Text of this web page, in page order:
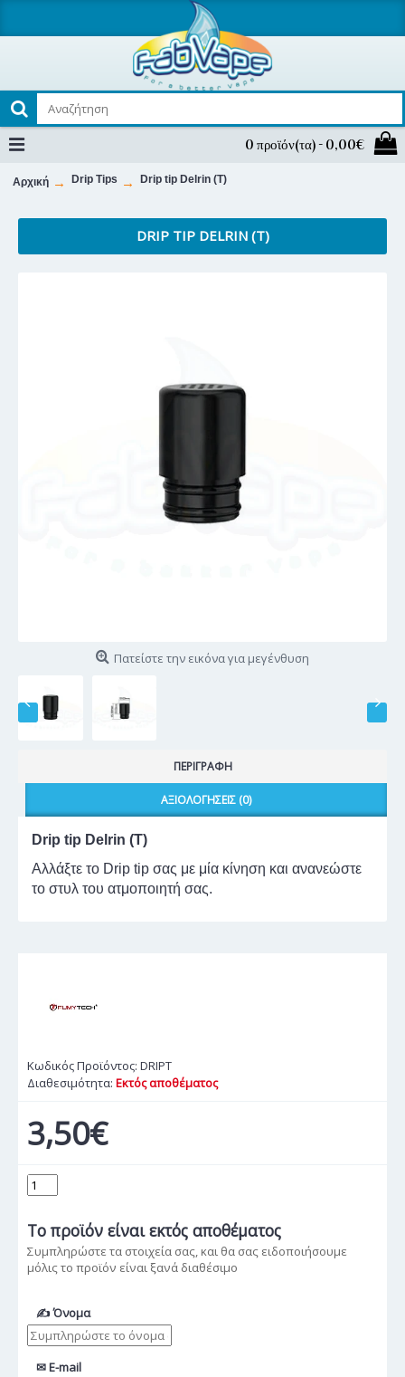
0 προϊόν(τα) - 0,00€
Αρχική Drip Tips Drip tip Delrin (T)
DRIP TIP DELRIN (T)
Πατείστε την εικόνα για μεγένθυση
ΠΕΡΙΓΡΑΦΉ
ΑΞΙΟΛΟΓΉΣΕΙΣ (0)
Drip tip Delrin (T)
Αλλάξτε το Drip tip σας με μία κίνηση και ανανεώστε
το στυλ του ατμοποιητή σας.
Κωδικός Προϊόντος: DRIPT
Διαθεσιμότητα: Εκτός αποθέματος
3,50€
Το προϊόν είναι εκτός αποθέματος
Συμπληρώστε τα στοιχεία σας, και θα σας ειδοποιήσουμε
μόλις το προϊόν είναι ξανά διαθέσιμο
✍ Όνομα
✉ E-mail